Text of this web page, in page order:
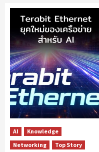
AI
Knowledge
Networking
Top Story